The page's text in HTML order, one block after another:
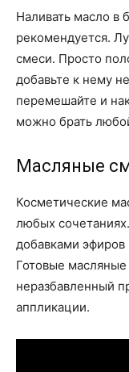
Наливать масло в
рекомендуется.
смеси. Просто
добавьте к нему
перемешайте и
можно брать
Масляные
Косметические
любых
добавками эфиров
Готовые масляные
неразбавленный
аппликации.